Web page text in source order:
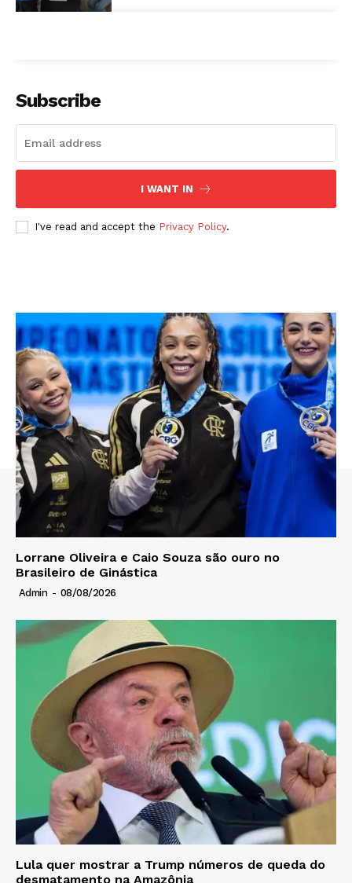
Subscribe
I WANT IN
I've read and accept the Privacy Policy.
Lorrane Oliveira e Caio Souza são ouro no
Brasileiro de Ginástica
Admin - 08/08/2026
Lula quer mostrar a Trump números de queda do
desmatamento na Amazônia